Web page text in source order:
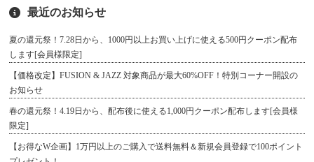
最近のお知らせ
夏の還元祭！7.28日から、1000円以上お買い上げに使える500円クーポン配布
します[会員様限定]
【価格改定】FUSION & JAZZ 対象商品が最大60%OFF！特別コーナー開設の
お知らせ
春の還元祭！4.19日から、配布後に使える1,000円クーポン配布します[会員様
限定]
【お得なW企画】1万円以上のご購入で送料無料＆新規会員登録で100ポイント